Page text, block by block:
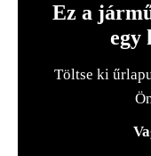
Ez a
egy
Töltse ki